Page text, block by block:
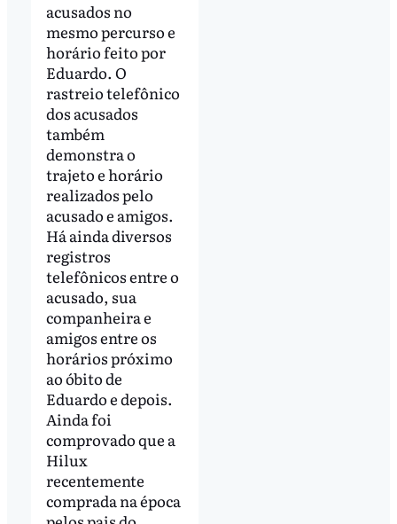
acusados no
mesmo percurso e
horário feito por
Eduardo. O
rastreio telefônico
dos acusados
também
demonstra o
trajeto e horário
realizados pelo
acusado e amigos.
Há ainda diversos
registros
telefônicos entre o
acusado, sua
companheira e
amigos entre os
horários próximo
ao óbito de
Eduardo e depois.
Ainda foi
comprovado que a
Hilux
recentemente
comprada na época